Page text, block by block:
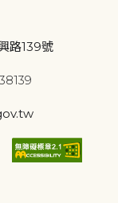
路139號